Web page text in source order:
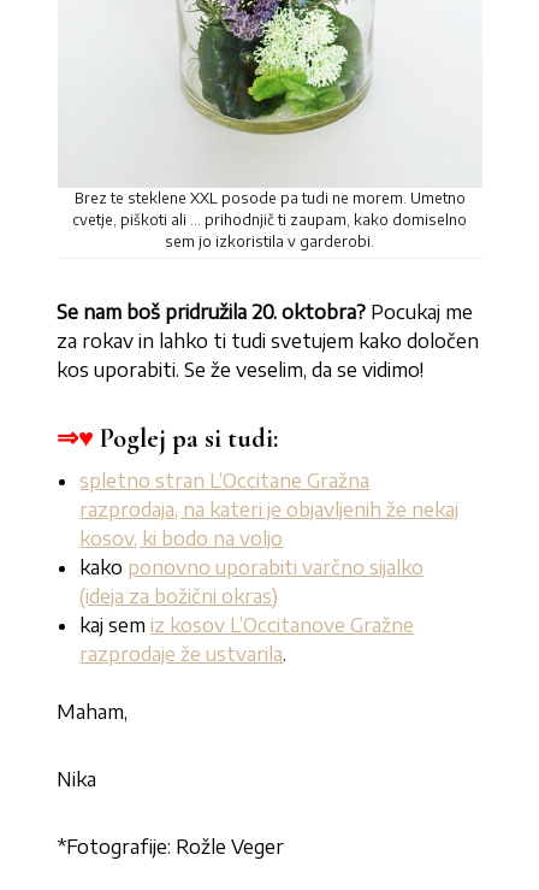
Brez te steklene XXL posode pa tudi ne morem. Umetno
cvetje, piškoti ali … prihodnjič ti zaupam, kako domiselno
sem jo izkoristila v garderobi.
Se nam boš pridružila 20. oktobra? Pocukaj me
za rokav in lahko ti tudi svetujem kako določen
kos uporabiti. Se že veselim, da se vidimo!
⇒♥ Poglej pa si tudi:
spletno stran L’Occitane Gražna
razprodaja, na kateri je objavljenih že nekaj
kosov, ki bodo na voljo
kako ponovno uporabiti varčno sijalko
(ideja za božični okras)
kaj semiz kosov L’Occitanove Gražne
razprodaje že ustvarila.
Maham,
Nika
*Fotografije: Rožle Veger